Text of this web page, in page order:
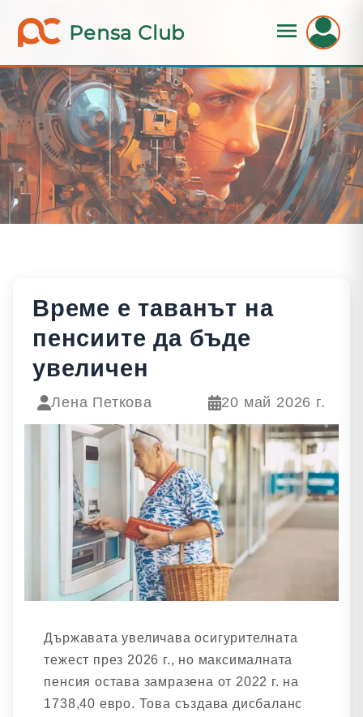
Pensa Club
Време е таванът на
пенсиите да бъде
увеличен
Лена Петкова 20 май 2026 г.
Държавата увеличава осигурителната
тежест през 2026 г., но максималната
пенсия остава замразена от 2022 г. на
1738,40 евро. Това създава дисбаланс